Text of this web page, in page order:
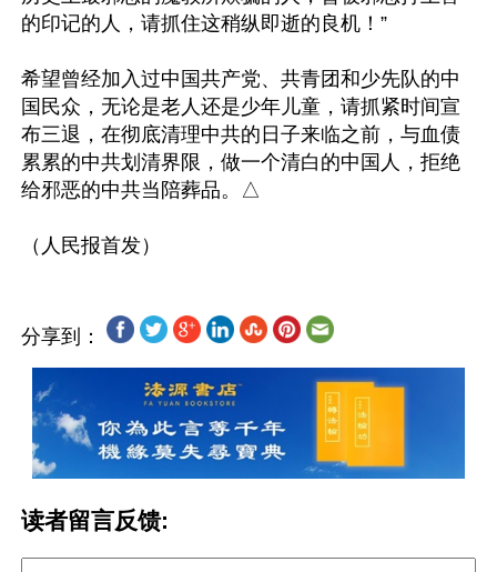
的印记的人，请抓住这稍纵即逝的良机！”
希望曾经加入过中国共产党、共青团和少先队的中
国民众，无论是老人还是少年儿童，请抓紧时间宣
布三退，在彻底清理中共的日子来临之前，与血债
累累的中共划清界限，做一个清白的中国人，拒绝
给邪恶的中共当陪葬品。△
分享到：
读者留言反馈: